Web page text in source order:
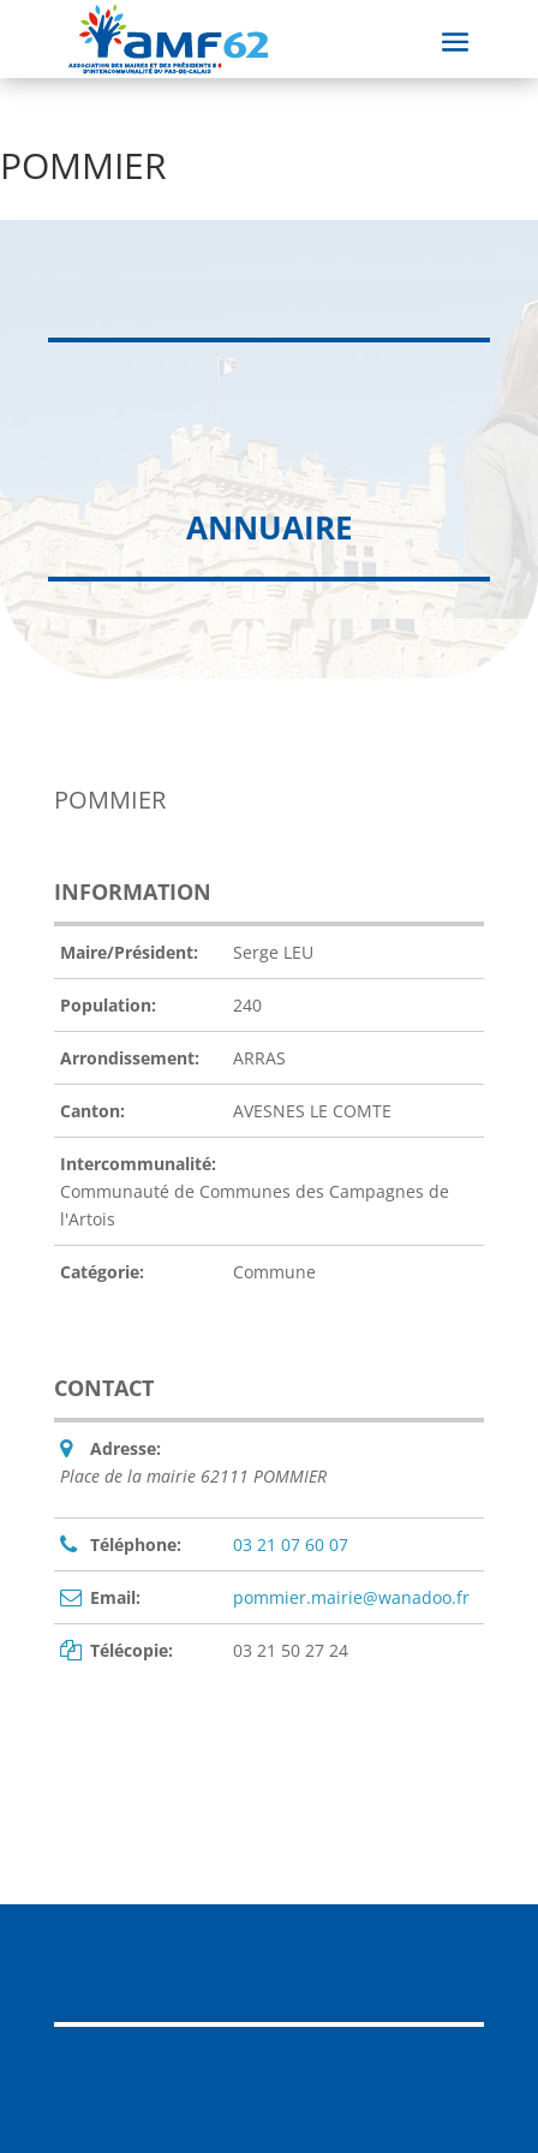
POMMIER
ANNUAIRE
POMMIER
INFORMATION
Maire/Président: Serge LEU
Population: 240
Arrondissement: ARRAS
Canton: AVESNES LE COMTE
Intercommunalité:
Communauté de Communes des Campagnes de
l'Artois
Catégorie: Commune
CONTACT
Adresse:
Place de la mairie 62111 POMMIER
Téléphone: 03 21 07 60 07
Email: pommier.mairie@wanadoo.fr
Télécopie: 03 21 50 27 24